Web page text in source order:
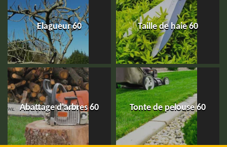
Elagueur 60 Taille de haie 60
Abattage d'arbres 60 Tonte de pelouse 60